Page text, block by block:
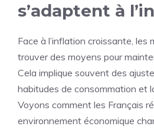
s’adaptent à
Face à l’inflation croissante, les
trouver des moyens pour
Cela implique souvent des
habitudes de consommation et
Voyons comment les Français
environnement économique